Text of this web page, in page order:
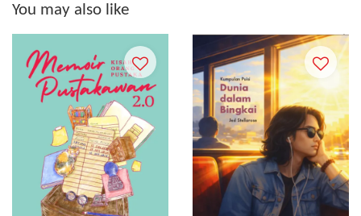
You may also like